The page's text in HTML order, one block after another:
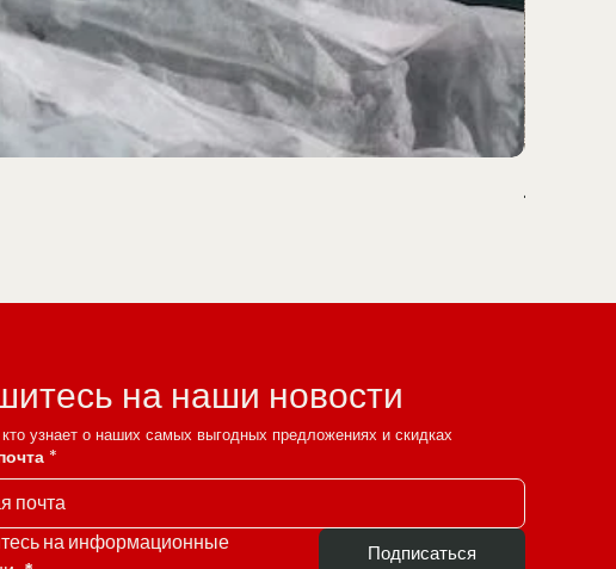
Лестница
на наши новости
узнает о наших самых выгодных предложениях и скидках
*
на информационные
Подписаться